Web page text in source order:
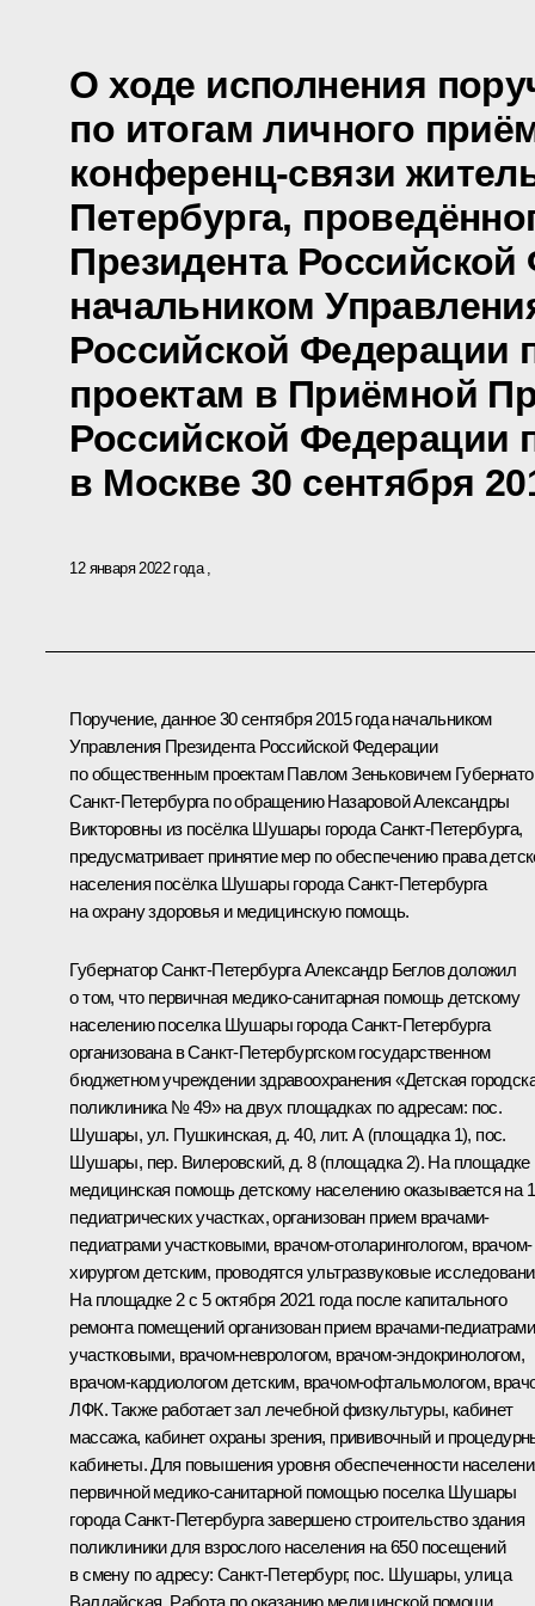
О ходе исполнения
по итогам личного
конференц-связи
Петербурга,
Президента
начальником
Российской Федерации
проектам в Приёмной
Российской Федерации
в Москве 30 сентября
12 января 2022 года
Поручение, данное 30 сентября 2015 года начальником
Управления Президента Российской Федерации
по общественным проектам Павлом Зеньковичем
Санкт-Петербурга по обращению Назаровой Александры
Викторовны из посёлка Шушары города Санкт-Петербурга,
предусматривает принятие мер по обеспечению права
населения посёлка Шушары города Санкт-Петербурга
на охрану здоровья и медицинскую помощь.
Губернатор Санкт-Петербурга Александр Беглов доложил
о том, что первичная медико-санитарная помощь детскому
населению поселка Шушары города Санкт-Петербурга
организована в Санкт-Петербургском государственном
бюджетном учреждении здравоохранения «Детская
поликлиника № 49» на двух площадках по адресам: пос.
Шушары, ул. Пушкинская, д. 40, лит. А (площадка 1), пос.
Шушары, пер. Вилеровский, д. 8 (площадка 2). На площадке
медицинская помощь детскому населению оказывается на
педиатрических участках, организован прием врачами-
педиатрами участковыми, врачом-отоларингологом, врачом-
хирургом детским, проводятся ультразвуковые
На площадке 2 с 5 октября 2021 года после капитального
ремонта помещений организован прием врачами-педиатрами
участковыми, врачом-неврологом, врачом-эндокринологом,
врачом-кардиологом детским, врачом-офтальмологом,
ЛФК. Также работает зал лечебной физкультуры, кабинет
массажа, кабинет охраны зрения, прививочный и
кабинеты. Для повышения уровня обеспеченности
первичной медико-санитарной помощью поселка Шушары
города Санкт-Петербурга завершено строительство здания
поликлиники для взрослого населения на 650 посещений
в смену по адресу: Санкт-Петербург, пос. Шушары, улица